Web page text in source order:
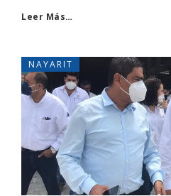
Leer Más…
NAYARIT